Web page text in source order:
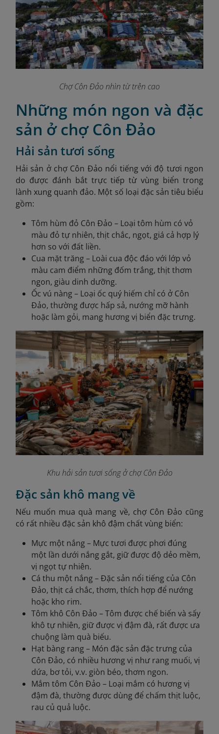
Chợ Côn Đảo nhìn từ trên cao
Những món ngon và đặc
sản ở chợ Côn Đảo
Hải sản tươi sống
Hải sản ở chợ Côn Đảo nổi tiếng với độ tươi ngon
do được đánh bắt trực tiếp từ vùng biển trong
lành xung quanh đảo. Một số loại đặc sản tiêu biểu
gồm:
Tôm hùm đỏ Côn Đảo – Loại tôm hùm có vỏ
màu đỏ tự nhiên, thịt chắc, ngọt, giá cả hợp lý
hơn so với đất liền.
Cua mặt trăng – Loài cua độc đáo với lớp vỏ
màu cam điểm những đốm trắng, thịt thơm
ngon, giàu dinh dưỡng.
Ốc vú nàng – Loại ốc quý hiếm chỉ có ở Côn
Đảo, thường được hấp sả, nướng mỡ hành
hoặc làm gỏi, mang hương vị biển đặc trưng.
Khu hải sản tươi sống ở chợ Côn Đảo
Đặc sản khô mang về
Nếu muốn mua quà mang về, chợ Côn Đảo cũng
có rất nhiều đặc sản khô đậm chất vùng biển:
Mực một nắng – Mực tươi được phơi đúng
một lần dưới nắng gắt, giữ được độ dẻo mềm,
vị ngọt tự nhiên.
Cá thu một nắng – Đặc sản nổi tiếng của Côn
Đảo, thịt cá chắc, thơm, thích hợp để nướng
hoặc kho rim.
Tôm khô Côn Đảo – Tôm được chế biến và sấy
khô tự nhiên, giữ được vị đậm đà, rất được ưa
chuộng làm quà biếu.
Hạt bàng rang – Món đặc sản đặc trưng của
Côn Đảo, có nhiều hương vị như rang muối, vị
dứa, bơ tỏi, v.v. giòn béo, thơm ngon.
Mắm tôm Côn Đảo – Loại mắm có hương vị
đậm đà, thường được dùng để chấm thịt luộc,
rau củ quả luộc.